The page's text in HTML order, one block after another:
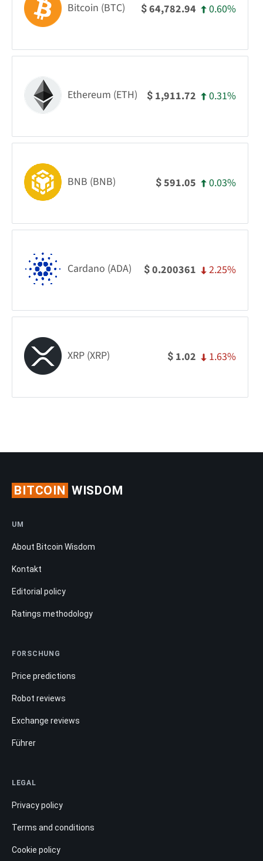
Bitcoin (BTC) $64,782.94 0.60%
Ethereum (ETH) $ 1,911.72 0.31%
BNB (BNB) $591.05 0.03%
Cardano (ADA) $0.200361 2.25%
XRP (XRP) $ 1.02 1.63%
BITCOIN WISDOM
UM
About Bitcoin Wisdom
Kontakt
Editorial policy
Ratings methodology
FORSCHUNG
Price predictions
Robot reviews
Exchange reviews
Führer
LEGAL
Privacy policy
Terms and conditions
Cookie policy